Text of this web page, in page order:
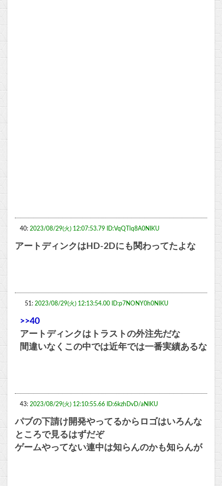
40: 2023/08/29(火) 12:07:53.79 ID:VqQTlq8A0NIKU
アートディンクはHD-2Dにも関わってたよな
51: 2023/08/29(火) 12:13:54.00 ID:p7NONY0h0NIKU
>>40
アートディンクはトラストの外注先だな
間違いなくこの中では近年では一番実績あるな
43: 2023/08/29(火) 12:10:55.66 ID:6kzhDvD/aNIKU
パブの下請け開発やってるからロゴはいろんな
ところで見るはずだぞ
ゲームやってない連中は知らんのかも知らんが